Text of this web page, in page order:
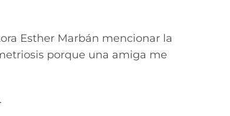
Esther Marbán mencionar la
porque una amiga me